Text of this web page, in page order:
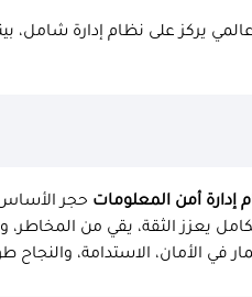
حجر
يعزز الثقة، يقي من المخاطر،
في الأمان، الاستدامة، والنجاح